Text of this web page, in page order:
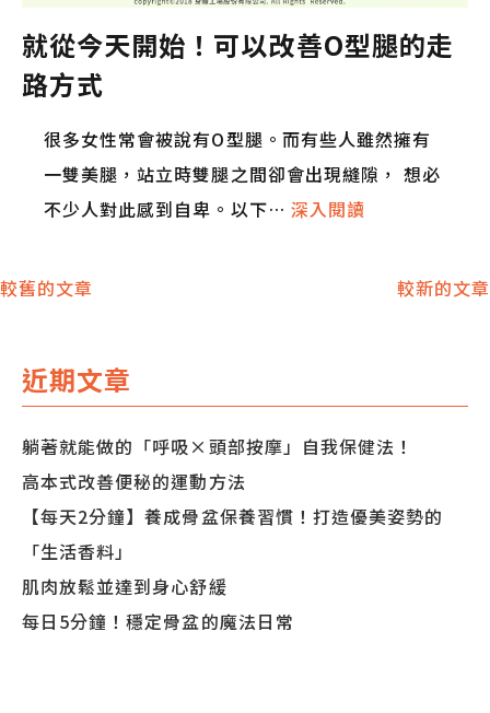
就從今天開始！可以改善O型腿的走
路方式
很多女性常會被說有O型腿。而有些人雖然擁有
一雙美腿，站立時雙腿之間卻會出現縫隙， 想必
不少人對此感到自卑。以下… 深入閱讀
文
導
覽
較舊的文章 較新的文章
近期文章
躺著就能做的「呼吸×頭部按摩」自我保健法！
高本式改善便秘的運動方法
【每天2分鐘】養成骨盆保養習慣！打造優美姿勢的
「生活香料」
肌肉放鬆並達到身心舒緩
每日5分鐘！穩定骨盆的魔法日常